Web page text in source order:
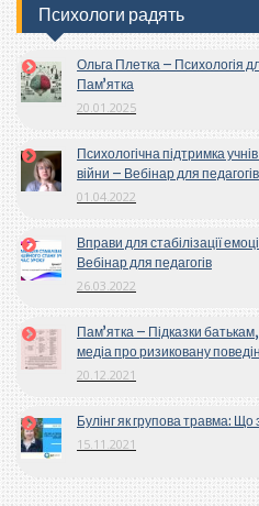
Психологи радять
Ольга Плетка – Психологія
Пам’ятка
20.01.2025
Психологічна підтримка
війни – Вебінар для педагогів
01.04.2022
Вправи для стабілізації
Вебінар для педагогів
26.03.2022
Пам’ятка – Підказки
медіа про ризиковану
20.12.2021
Булінг як групова травма:
15.11.2021